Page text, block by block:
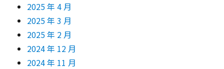
2025 年 4 月
2025 年 3 月
2025 年 2 月
2024 年 12 月
2024 年 11 月